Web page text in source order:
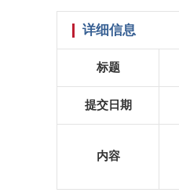
详细信息
标题
提交日期
内容